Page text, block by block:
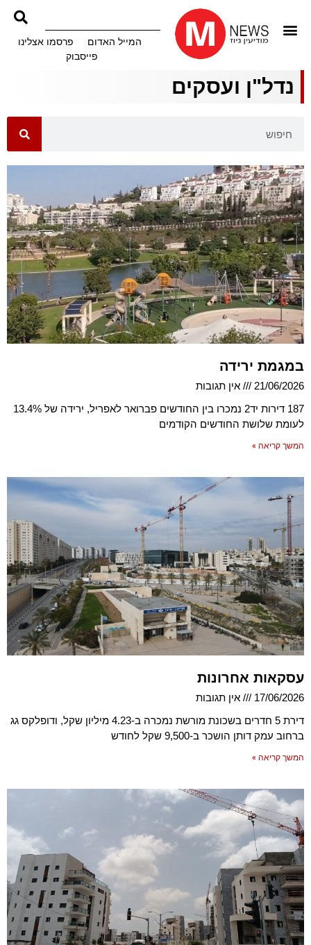
המייל האדום
פרסמו אצלינו
פייסבוק
נדל"ן ועסקים
במגמת ירידה
21/06/2026
אין תגובות
187 דירות יד2 נמכרו בין החודשים פברואר לאפריל, ירידה של 13.4%
לעומת שלושת החודשים הקודמים
המשך קריאה »
עסקאות אחרונות
17/06/2026
אין תגובות
דירת 5 חדרים בשכונת מורשת נמכרה ב-4.23 מיליון שקל, ודופלקס גג
ברחוב עמק דותן הושכר ב-9,500 שקל לחודש
המשך קריאה »